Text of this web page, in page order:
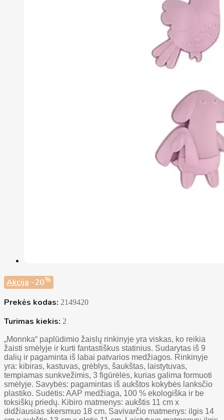
Akcija -20%
Prekės kodas: 2149420
Turimas kiekis: 2
„Monnka“ paplūdimio žaislų rinkinyje yra viskas, ko reikia
žaisti smėlyje ir kurti fantastiškus statinius. Sudarytas iš 9
dalių ir pagaminta iš labai patvarios medžiagos. Rinkinyje
yra: kibiras, kastuvas, grėblys, šaukštas, laistytuvas,
tempiamas sunkvežimis, 3 figūrėlės, kurias galima formuoti
smėlyje. Savybės: pagamintas iš aukštos kokybės lanksčio
plastiko. Sudėtis: AAP medžiaga, 100 % ekologiška ir be
toksiškų priedų. Kibiro matmenys: aukštis 11 cm x
didžiausias skersmuo 18 cm. Savivarčio matmenys: ilgis 14